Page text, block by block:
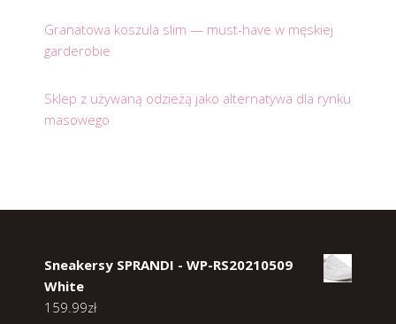
Granatowa koszula slim — must-have w męskiej
garderobie
Sklep z używaną odzieżą jako alternatywa dla rynku
masowego
Sneakersy SPRANDI - WP-RS20210509
White
159.99zł